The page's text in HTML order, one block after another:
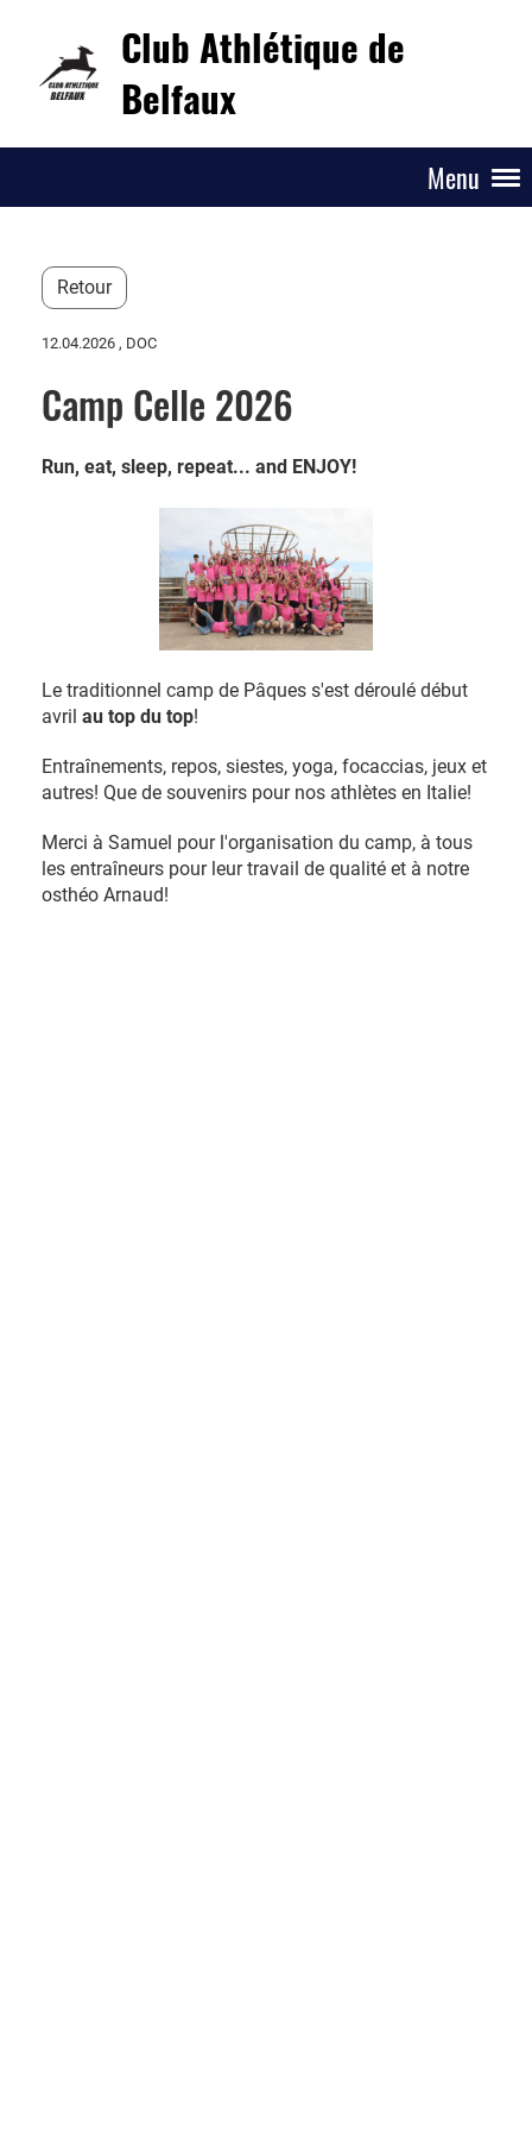
Club Athlétique de
Belfaux
Menu
Retour
12.04.2026 , DOC
Camp Celle 2026
Run, eat, sleep, repeat... and ENJOY!
Le traditionnel camp de Pâques s'est déroulé début
avril au top du top!
Entraînements, repos, siestes, yoga, focaccias, jeux et
autres! Que de souvenirs pour nos athlètes en Italie!
Merci à Samuel pour l'organisation du camp, à tous
les entraîneurs pour leur travail de qualité et à notre
osthéo Arnaud!